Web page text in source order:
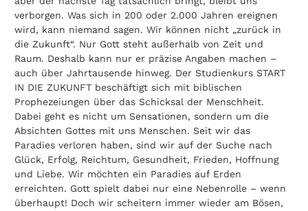
verborgen. Was sich in 200 oder 2.000 Jahren ereignen
wird, kann niemand sagen. Wir können nicht „zurück in
die Zukunft“. Nur Gott steht außerhalb von Zeit und
Raum. Deshalb kann nur er präzise Angaben machen –
auch über Jahrtausende hinweg. Der Studienkurs START
IN DIE ZUKUNFT beschäftigt sich mit biblischen
Prophezeiungen über das Schicksal der Menschheit.
Dabei geht es nicht um Sensationen, sondern um die
Absichten Gottes mit uns Menschen. Seit wir das
Paradies verloren haben, sind wir auf der Suche nach
Glück, Erfolg, Reichtum, Gesundheit, Frieden, Hoffnung
und Liebe. Wir möchten ein Paradies auf Erden
erreichten. Gott spielt dabei nur eine Nebenrolle – wenn
überhaupt! Doch wir scheitern immer wieder am Bösen,